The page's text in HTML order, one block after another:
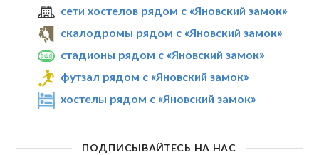
сети хостелов рядом с «Яновский замок»
скалодромы рядом с «Яновский замок»
стадионы рядом с «Яновский замок»
футзал рядом с «Яновский замок»
хостелы рядом с «Яновский замок»
ПОДПИСЫВАЙТЕСЬ НА НАС